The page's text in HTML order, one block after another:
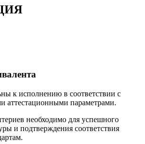
к исполнению в соответствии с
аттестационными параметрами.
необходимо для успешного
и подтверждения соответствия